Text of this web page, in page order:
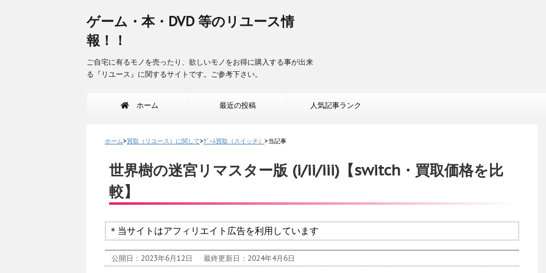
ゲーム・本・DVD 等のリユース情
報！！
ご自宅に有るモノを売ったり、欲しいモノをお得に購入する事が出来
る『リユース』に関するサイトです。ご参考下さい。
ホーム 最近の投稿 人気記事ランク
ホーム>買取（リユース）に関して>ｹﾞｰﾑ買取（スイッチ） >当記事
世界樹の迷宮リマスター版 (i/ii/iii)【switch・買取価格を比
較】
＊当サイトはアフィリエイト広告を利用しています
公開日：2023年6月12日 最終更新日：2024年4月6日